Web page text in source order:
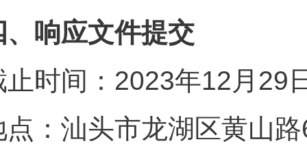
、响应文件提交
止时间：2023年12月29
点：汕头市龙湖区黄山